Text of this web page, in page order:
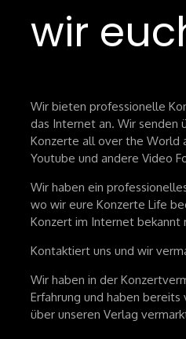
wir
Wir bieten professionelle
das Internet an. Wir senden
Konzerte all over the World
Youtube und andere Video
Wir haben ein
wo wir eure Konzerte Life
Konzert im Internet bekannt
Kontaktiert uns und wir
Wir haben in der
Erfahrung und haben
über unseren Verlag